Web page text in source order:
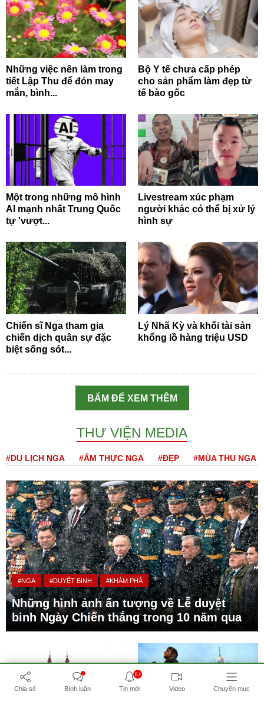
Những việc nên làm trong
tiết Lập Thu để đón may
mắn, bình...
Bộ Y tế chưa cấp phép
cho sản phẩm làm đẹp từ
tế bào gốc
Một trong những mô hình
AI mạnh nhất Trung Quốc
tự 'vượt...
Livestream xúc phạm
người khác có thể bị xử lý
hình sự
Chiến sĩ Nga tham gia
chiến dịch quân sự đặc
biệt sống sót...
Lý Nhã Kỳ và khối tài sản
khổng lồ hàng triệu USD
BẤM ĐỂ XEM THÊM
THƯ VIỆN MEDIA
#DU LỊCH NGA #ẨM THỰC NGA #ĐẸP #MÙA THU NGA
#NGA #DUYỆT BINH #KHÁM PHÁ
Những hình ảnh ấn tượng về Lễ duyệt
binh Ngày Chiến thắng trong 10 năm qua
Chia sẻ Bình luận
6+
Tin mới Video Chuyên mục